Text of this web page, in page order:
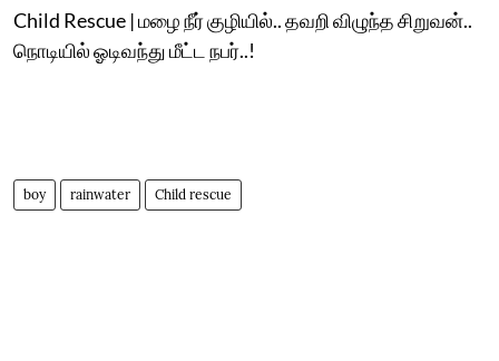
Child Rescue | மழை நீர் குழியில்.. தவறி விழுந்த சிறுவன்..
நொடியில் ஓடிவந்து மீட்ட நபர்..!
boy rainwater Child rescue